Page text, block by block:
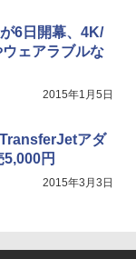
6日開幕、4K/
ェアラブルな
2015年1月5日
アダ
円
2015年3月3日